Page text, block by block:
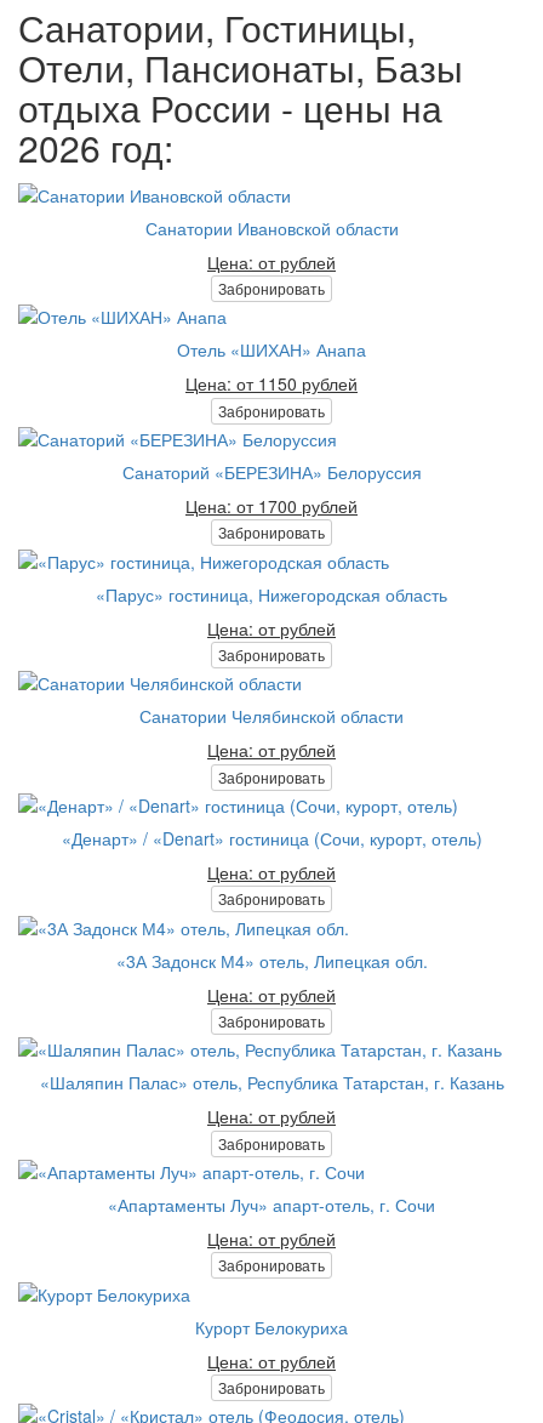
Санатории, Гостиницы,
Отели, Пансионаты, Базы
отдыха России - цены на
2026 год:
Санатории Ивановской области
Цена: от рублей
Забронировать
Отель «ШИХАН» Анапа
Цена: от 1150 рублей
Забронировать
Санаторий «БЕРЕЗИНА» Белоруссия
Цена: от 1700 рублей
Забронировать
«Парус» гостиница, Нижегородская область
Цена: от рублей
Забронировать
Санатории Челябинской области
Цена: от рублей
Забронировать
«Денарт» / «Denart» гостиница (Сочи, курорт, отель)
Цена: от рублей
Забронировать
«3А Задонск М4» отель, Липецкая обл.
Цена: от рублей
Забронировать
«Шаляпин Палас» отель, Республика Татарстан, г. Казань
Цена: от рублей
Забронировать
«Апартаменты Луч» апарт-отель, г. Сочи
Цена: от рублей
Забронировать
Курорт Белокуриха
Цена: от рублей
Забронировать